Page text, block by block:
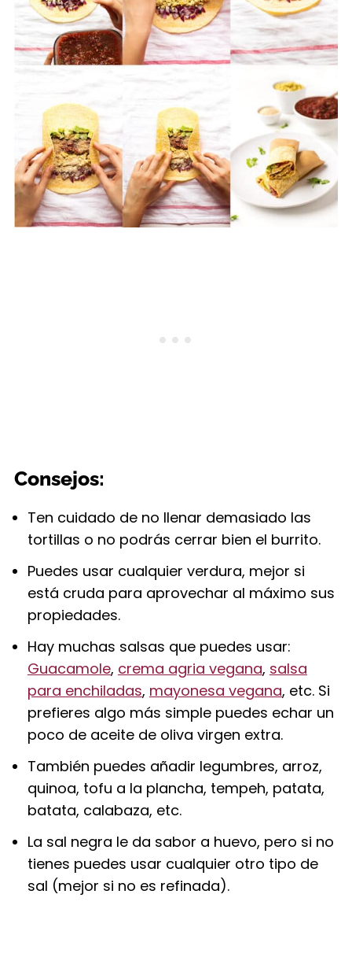
Consejos:
Ten cuidado de no llenar demasiado las
tortillas o no podrás cerrar bien el burrito.
Puedes usar cualquier verdura, mejor si
está cruda para aprovechar al máximo sus
propiedades.
Hay muchas salsas que puedes usar:
Guacamole, crema agria vegana, salsa
para enchiladas, mayonesa vegana, etc. Si
prefieres algo más simple puedes echar un
poco de aceite de oliva virgen extra.
También puedes añadir legumbres, arroz,
quinoa, tofu a la plancha, tempeh, patata,
batata, calabaza, etc.
La sal negra le da sabor a huevo, pero si no
tienes puedes usar cualquier otro tipo de
sal (mejor si no es refinada).